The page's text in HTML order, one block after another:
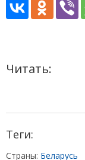
Читать:
Теги:
Страны: Беларусь